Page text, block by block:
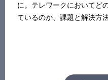
に。テレワークにおいてど
ているのか、課題と解決方